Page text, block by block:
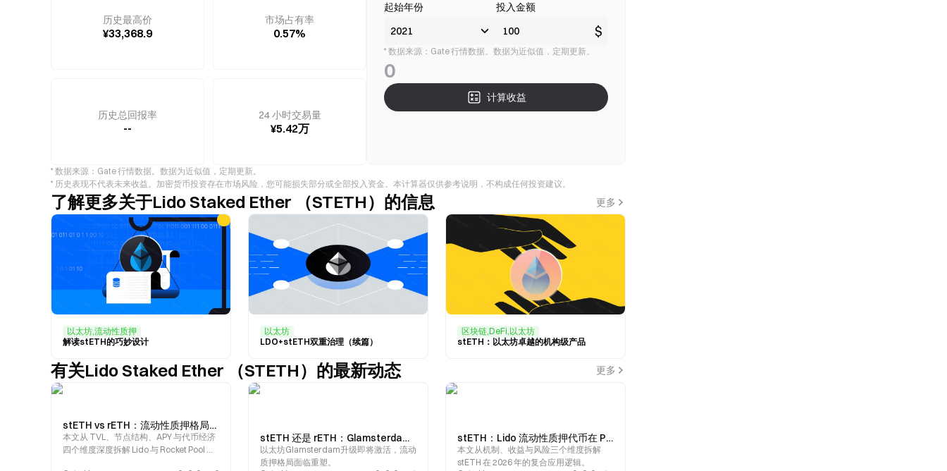
历史最高价
¥33,368.9
市场占有率
0.57%
历史总回报率
--
24 小时交易量
¥5.42万
起始年份 投入金额
$
* 数据来源：Gate 行情数据。数据为近似值，定期更新。
0
计算收益
* 数据来源：Gate 行情数据。数据为近似值，定期更新。
* 历史表现不代表未来收益。加密货币投资存在市场风险，您可能损失部分或全部投入资金。本计算器仅供参考说明，不构成任何投资建议。
了解更多关于Lido Staked Ether （STETH）的信息 更多
以太坊,流动性质押
解读stETH的巧妙设计
以太坊
LDO+stETH双重治理（续篇）
区块链,DeFi,以太坊
stETH：以太坊卓越的机构级产品
有关Lido Staked Ether （STETH）的最新动态 更多
stETH vs rETH：流动性质押格局与去中心化溢价逻辑解析
本文从 TVL、节点结构、APY 与代币经济
四个维度深度拆解 Lido 与 Rocket Pool 的
stETH 还是 rETH：Glamsterdam 升级后以太坊流动质押的两种机制与收益逻辑
以太坊Glamsterdam升级即将激活，流动
质押格局面临重塑。
stETH：Lido 流动性质押代币在 Pendle、Aave 与 Morpho 中的 DeFi 应用
本文从机制、收益与风险三个维度拆解
stETH 在 2026 年的复合应用逻辑。